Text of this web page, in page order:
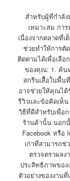
สำหรับผู้ที่กำลัง
เหมาะสม กา
เนื่องจากตลาดที่เ
ช่วยทำให้การตั
ติดตามได้เพื่อเลื
ของคุณ: 1. ค้น
สกรีนเสื้อในพื้น
อาจช่วยให้คุณไ
รีวิวและข้อคิดเห็
วิธีที่ดีสำหรับเพื่อ
ร้านค้านั้น นอก
Facebook หรือ
เก่าที่สามารถช่
ตรวจตราผล
ประสิทธิภาพขอ
ตัวอย่างของงาน